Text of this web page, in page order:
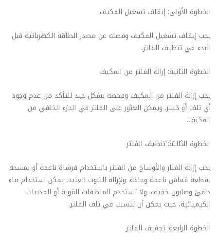
الخطوة الأولى: إيقاف تشغيل المكيف
يجب إيقاف تشغيل المكيف وفصله عن مصدر الطاقة الكهربائية قبل
البدء في تنظيف الفلتر.
الخطوة الثانية: إزالة الفلتر من المكيف
يجب إزالة الفلتر من المكيف وفحصه بشكل جيد للتأكد من عدم وجود
أي تلف أو كسر. ويمكن العثور على الفلتر في الجزء الخلفي من
المكيف.
الخطوة الثالثة: تنظيف الفلتر
يجب إزالة الغبار والأوساخ من الفلتر باستخدام فرشاة ناعمة أو بمسحه
بقطعة قماش ناعمة وجافة. ولإزالة التلوث العنيد، يمكن استخدام ماء
دافئ وصابون خفيف. ولا تستخدم المنظفات القوية أو المذيبات
الكيميائية، حيث يمكن أن تتسبب في تلف الفلتر.
الخطوة الرابعة: تجفيف الفلتر